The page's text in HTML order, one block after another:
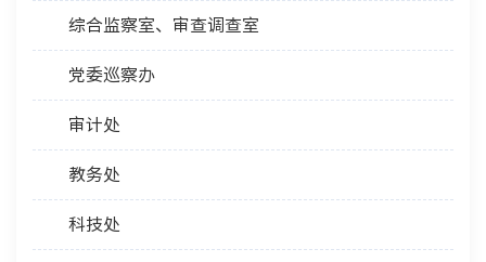
综合监察室、审查调查室
党委巡察办
审计处
教务处
科技处